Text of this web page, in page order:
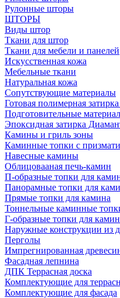
Рулонные шторы
ШТОРЫ
Виды штор
Ткани для штор
Ткани для мебели и панелей
Искусственная кожа
Мебельные ткани
Натуральная кожа
Сопутствующие материалы
Готовая полимерная
Подготовительные
Эпоксидная затирка
Камины и гриль зоны
Каминные топки с
Навесные камины
Облицовааная печь-камин
П-образные топки для
Панорамные топки для
Прямые топки для камина
Тоннельные каминные
Г-образные топки для
Наружные конструкции из
Перголы
Импрегнированная
Фасадная лепнина
ДПК Террасная доска
Комплектующие для
Комплектующие для фасада